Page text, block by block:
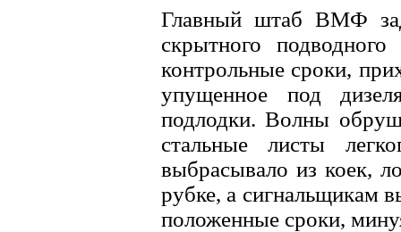
Главный штаб ВМФ
скрытного
контрольные сроки,
упущенное под
подлодки. Волны
стальные листы
выбрасывало из коек,
рубке, а сигнальщикам
положенные сроки,